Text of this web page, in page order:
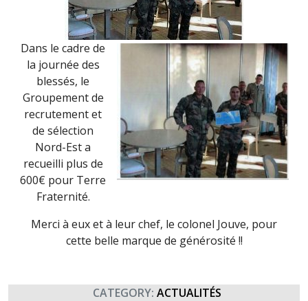
Dans le cadre de
la journée des
blessés, le
Groupement de
recrutement et
de sélection
Nord-Est a
recueilli plus de
600€ pour Terre
Fraternité.
Merci à eux et à leur chef, le colonel Jouve, pour
cette belle marque de générosité !!
CATEGORY: ACTUALITÉS